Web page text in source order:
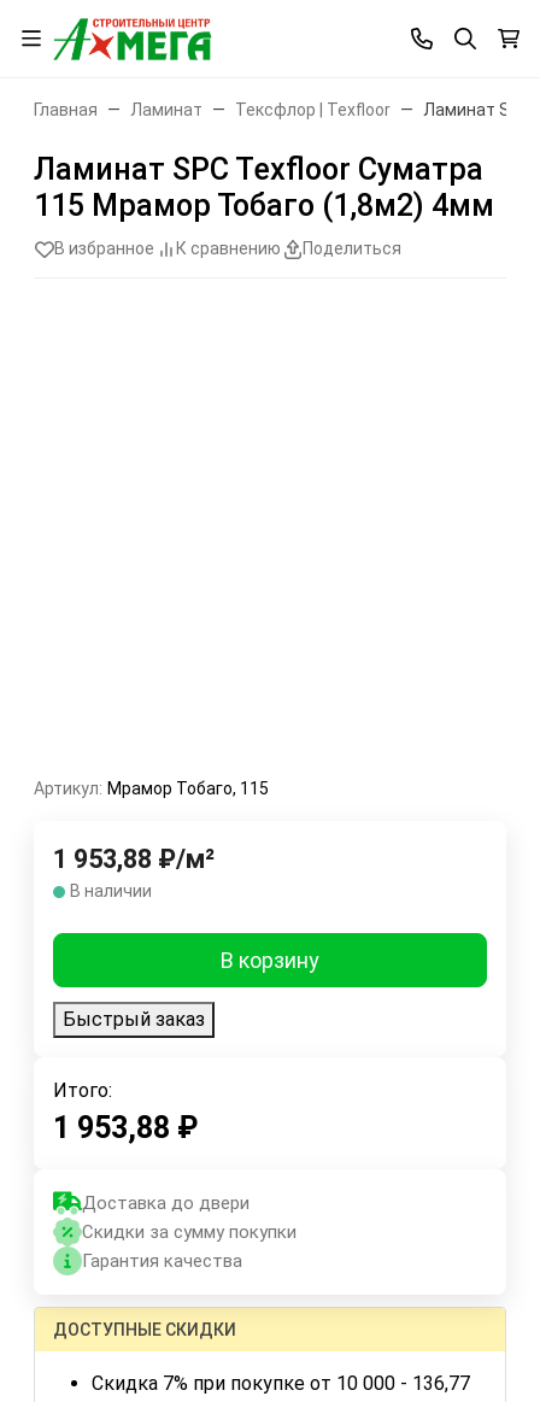
Главная Ламинат Тексфлор | Texfloor Ламинат SPC
Ламинат SPC Texfloor Суматра
115 Мрамор Тобаго (1,8м2) 4мм
В избранное К сравнению Поделиться
Артикул: Мрамор Тобаго, 115
1 953,88 ₽/м²
В наличии
В корзину
Быстрый заказ
Итого:
1 953,88 ₽
Доставка до двери
Скидки за сумму покупки
Гарантия качества
ДОСТУПНЫЕ СКИДКИ
Скидка 7% при покупке от 10 000 - 136,77